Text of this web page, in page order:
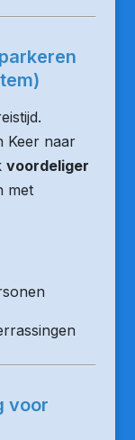
Keer naar
voordeliger
met
voor